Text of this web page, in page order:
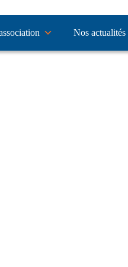
Nos actualités